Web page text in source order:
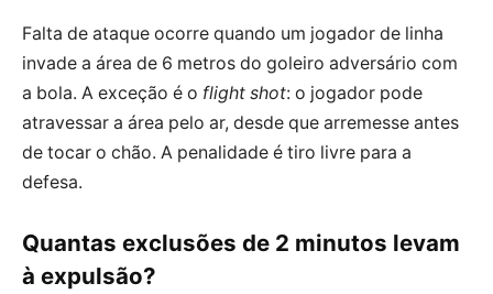
Falta de ataque ocorre quando um jogador de linha
invade a área de 6 metros do goleiro adversário com
a bola. A exceção é o flight shot: o jogador pode
atravessar a área pelo ar, desde que arremesse antes
de tocar o chão. A penalidade é tiro livre para a
defesa.
Quantas exclusões de 2 minutos levam
à expulsão?